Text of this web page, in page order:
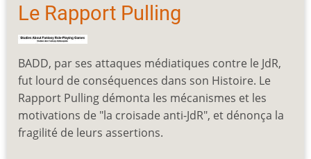
Le Rapport Pulling
BADD, par ses attaques médiatiques contre le JdR,
fut lourd de conséquences dans son Histoire. Le
Rapport Pulling démonta les mécanismes et les
motivations de "la croisade anti-JdR", et dénonça la
fragilité de leurs assertions.